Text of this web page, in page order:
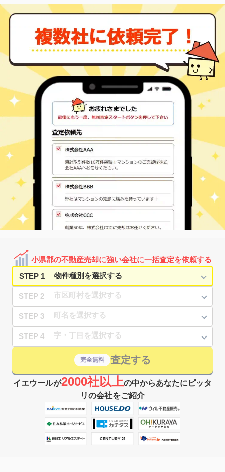
小県郡の不動産売却に強い会社に一括査定を依頼する
STEP 1
STEP 2
STEP 3
STEP 4
完全無料 査定する
イエウールが2000社以上の中からあなたにピッタ
リの会社をご紹介